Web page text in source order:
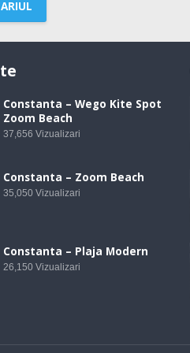
Constanta – Wego Kite Spot
Zoom Beach
37,656 Vizualizari
Constanta – Zoom Beach
35,050 Vizualizari
Constanta – Plaja Modern
26,150 Vizualizari